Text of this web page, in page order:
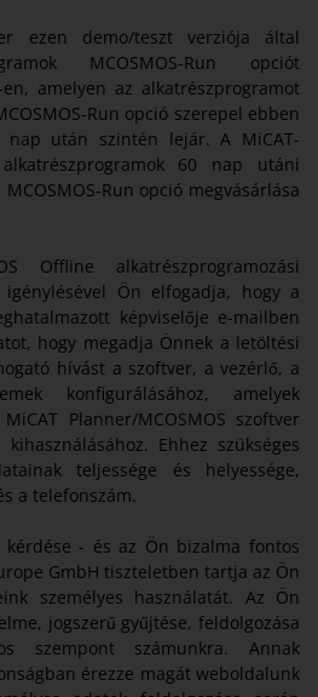
ezen demo/teszt verziója által
MCOSMOS-Run opciót
amelyen az alkatrészprogramot
Run opció szerepel ebben
nap után szintén lejár. A MiCAT-
60 nap utáni
Run opció megvásárlása
Offline alkatrészprogramozási
igénylésével Ön elfogadja, hogy a
képviselője e-mailben
hogy megadja Önnek a letöltési
hívást a szoftver, a vezérlő, a
konfigurálásához, amelyek
Planner/MCOSMOS szoftver
Ehhez szükséges
teljessége és helyessége,
a telefonszám.
kérdése - és az Ön bizalma fontos
GmbH tiszteletben tartja az Ön
személyes használatát. Az Ön
jogszerű gyűjtése, feldolgozása
szempont számunkra. Annak
érezze magát weboldalunk